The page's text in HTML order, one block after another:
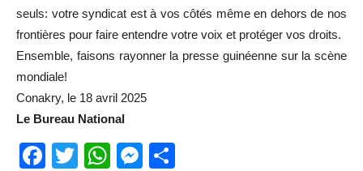
seuls: votre syndicat est à vos côtés même en dehors de nos
frontières pour faire entendre votre voix et protéger vos droits.
Ensemble, faisons rayonner la presse guinéenne sur la scène
mondiale!
Conakry, le 18 avril 2025
Le Bureau National
Facebook
TwitterWhatsApp
Messenger